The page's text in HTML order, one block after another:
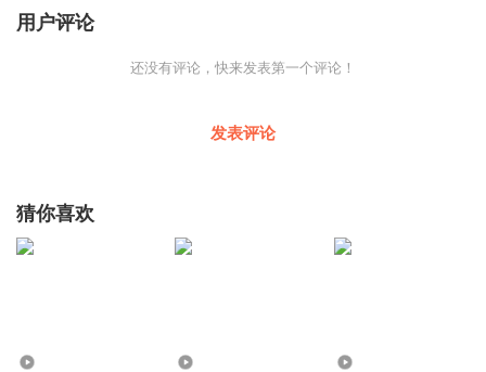
用户评论
还没有评论，快来发表第一个评论！
发表评论
猜你喜欢